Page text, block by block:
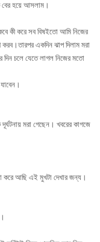
বের হয়ে আসলাম।
কী করে সব বিষইতো আমি নিজের
একদিন ঝাপ দিলাম মরা
চলে যেতে লাগল নিজের মতো
মরা গেছেন। খবরের কাগজে
করে আছি এই মুখটা দেখার জন্য।